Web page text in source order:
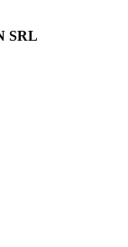
SRL